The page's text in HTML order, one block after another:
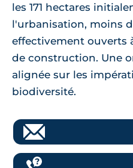
les 171 hectares
l'urbanisation, moins
effectivement ouverts
de construction. Une
alignée sur les
biodiversité.